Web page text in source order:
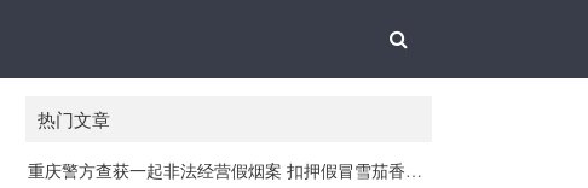
热门文章
重庆警方查获一起非法经营假烟案 扣押假冒雪茄香烟4000余支